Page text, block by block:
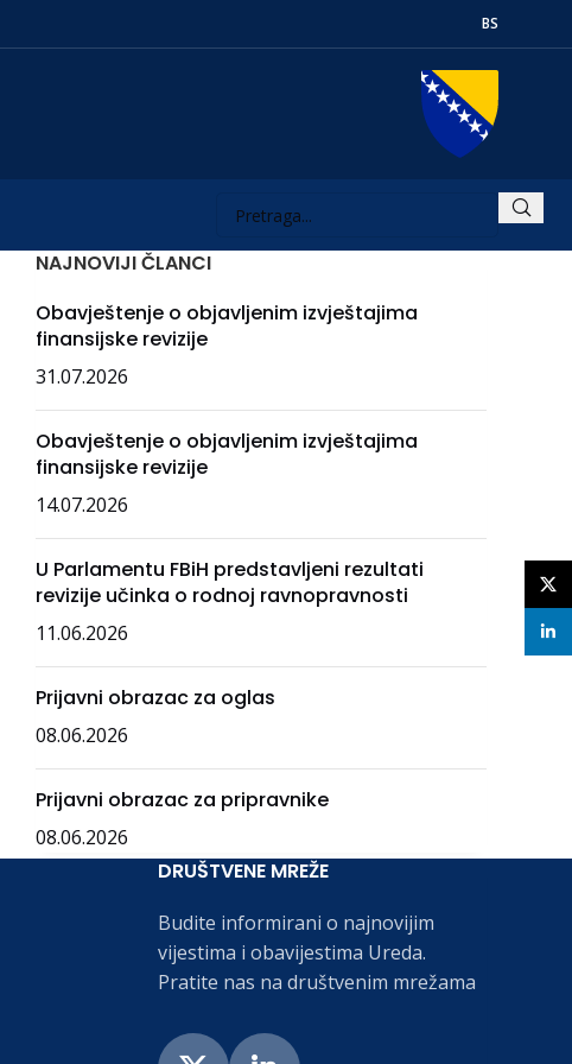
BS
NAJNOVIJI ČLANCI
Obavještenje o objavljenim izvještajima
finansijske revizije
31.07.2026
Obavještenje o objavljenim izvještajima
finansijske revizije
14.07.2026
U Parlamentu FBiH predstavljeni rezultati
revizije učinka o rodnoj ravnopravnosti
11.06.2026
Prijavni obrazac za oglas
08.06.2026
Prijavni obrazac za pripravnike
08.06.2026
DRUŠTVENE MREŽE
Budite informirani o najnovijim
vijestima i obavijestima Ureda.
Pratite nas na društvenim mrežama